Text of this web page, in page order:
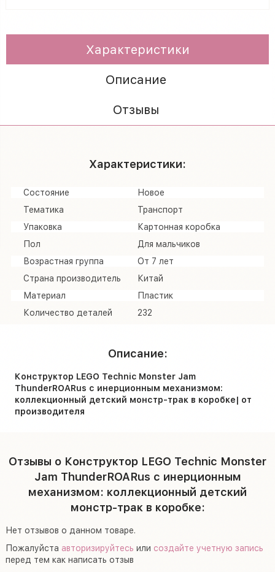
Характеристики
Описание
Отзывы
Характеристики:
Состояние
Новое
Тематика
Транспорт
Упаковка
Картонная коробка
Пол
Для мальчиков
Возрастная группа
От 7 лет
Страна производитель
Китай
Материал
Пластик
Количество деталей
232
Описание:
Конструктор LEGO Technic Monster Jam
ThunderROARus с инерционным механизмом:
коллекционный детский монстр-трак в коробке| от
производителя
Отзывы о Конструктор LEGO Technic Monster
Jam ThunderROARus с инерционным
механизмом: коллекционный детский
монстр-трак в коробке:
Нет отзывов о данном товаре.
Пожалуйста авторизируйтесь или создайте учетную запись
перед тем как написать отзыв